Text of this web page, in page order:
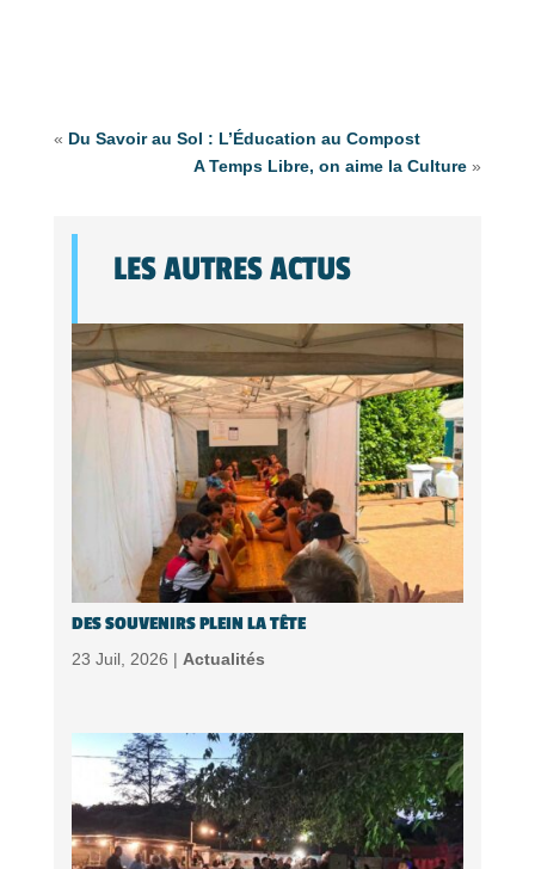
« Du Savoir au Sol : L’Éducation au Compost
A Temps Libre, on aime la Culture »
LES AUTRES ACTUS
DES SOUVENIRS PLEIN LA TÊTE
23 Juil, 2026 | Actualités